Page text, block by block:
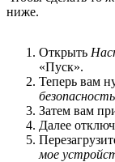
ниже.
Открыть
«Пуск».
Теперь вам
безопасность
Затем вам
Далее
мое